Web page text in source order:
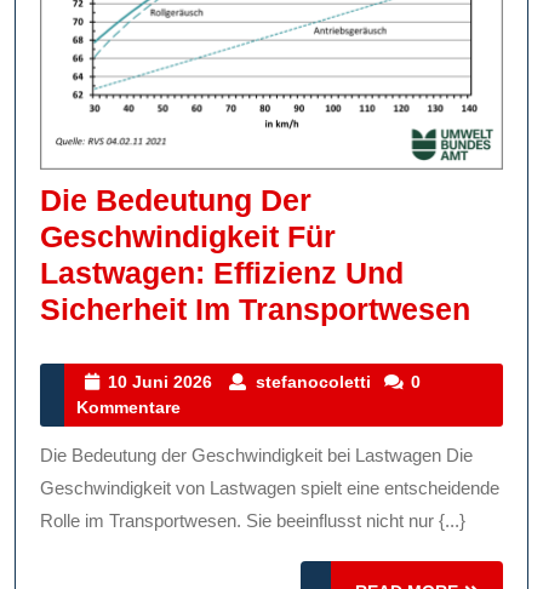
Die Bedeutung Der
Geschwindigkeit Für
Lastwagen: Effizienz Und
Sicherheit Im Transportwesen
Für
Und
10 Juni 2026
10
2026
stefanocoletti stefanocoletti
0
Kommentare
Die Bedeutung der Geschwindigkeit bei Lastwagen Die
Geschwindigkeit von Lastwagen spielt eine entscheidende
Rolle im Transportwesen. Sie beeinflusst nicht nur {...}